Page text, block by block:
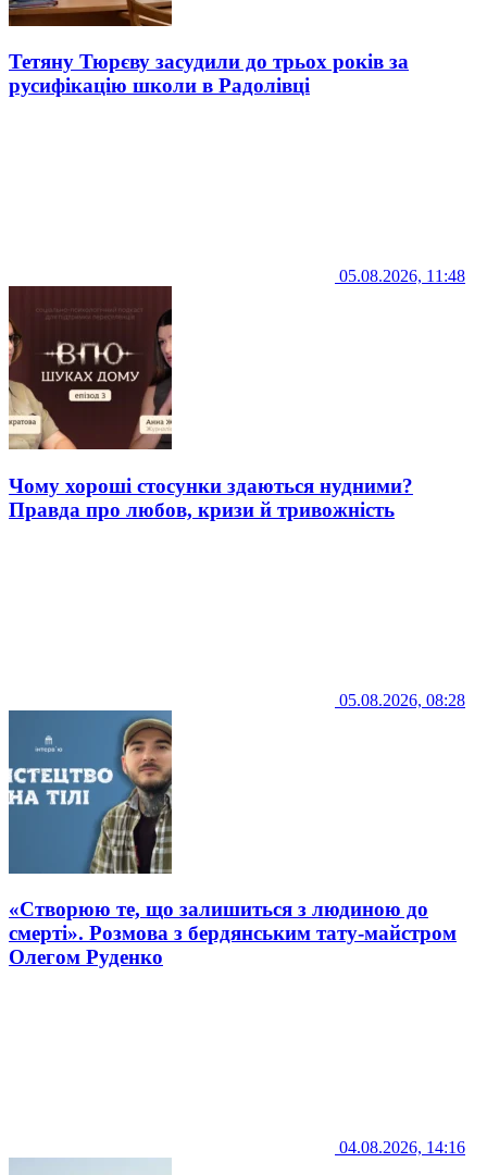
Тетяну Тюрєву засудили до трьох років за
русифікацію школи в Радолівці
05.08.2026, 11:48
Чому хороші стосунки здаються нудними?
Правда про любов, кризи й тривожність
05.08.2026, 08:28
«Створюю те, що залишиться з людиною до
смерті». Розмова з бердянським тату-майстром
Олегом Руденко
04.08.2026, 14:16